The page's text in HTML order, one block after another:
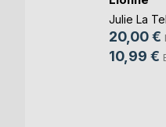
Julie La
20,00 €
10,99 €